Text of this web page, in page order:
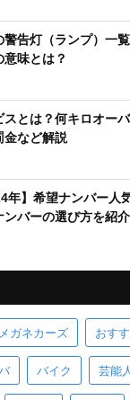
警告灯（ランプ）一
意味とは？
スとは？何キロオー
金など解説
年】希望ナンバー人
ンバーの選び方を紹介
ガネカーズ おす
バイク 芸能